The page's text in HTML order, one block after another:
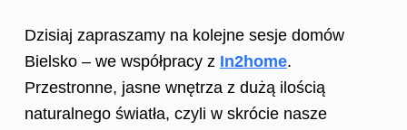
Dzisiaj zapraszamy na kolejne sesje domów
Bielsko – we współpracy z In2home.
Przestronne, jasne wnętrza z dużą ilością
naturalnego światła, czyli w skrócie nasze